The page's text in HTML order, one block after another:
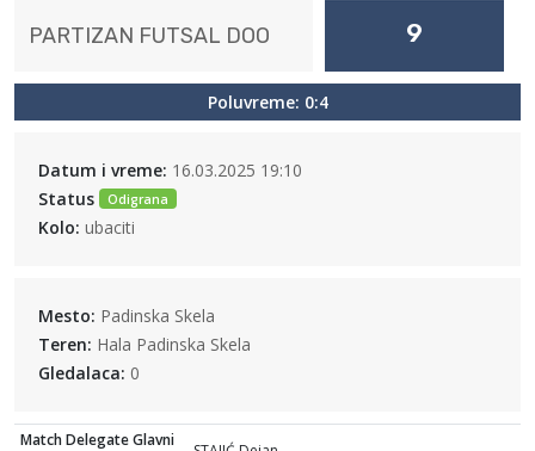
PARTIZAN FUTSAL DOO 9
Poluvreme: 0:4
Datum i vreme: 16.03.2025 19:10
Status
Odigrana
Kolo: ubaciti
Mesto: Padinska Skela
Teren: Hala Padinska Skela
Gledalaca: 0
Match Delegate Glavni